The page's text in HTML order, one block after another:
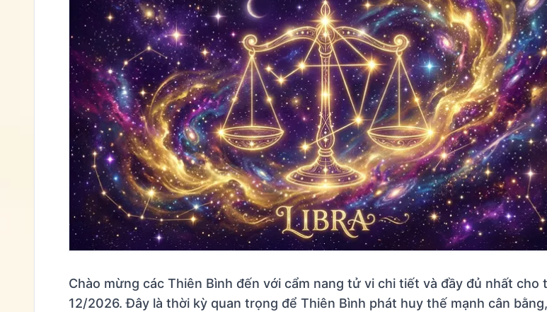
Chào mừng các Thiên Bình đến với cẩm nang tử vi chi tiết và đầy đủ nhất cho
12/2026. Đây là thời kỳ quan trọng để Thiên Bình phát huy thế mạnh cân